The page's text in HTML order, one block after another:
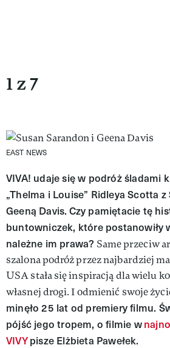
1 z 7
EAST NEWS
VIVA! udaje się w podróż śladami
„Thelma i Louise” Ridleya Scotta
Geeną Davis. Czy pamiętacie tę
buntowniczek, które postanowiły
należne im prawa? Same przeciw
szalona podróż przez najbardziej
USA stała się inspiracją dla wielu
własnej drogi. I odmienić swoje
minęło 25 lat od premiery filmu.
pójść jego tropem, o filmie w
VIVYpisze Elżbieta Pawełek.